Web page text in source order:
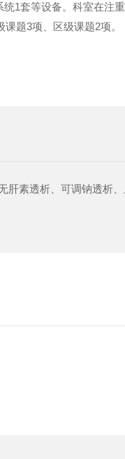
1套等设备。科室在
题3项、区级课题2项。
肝素透析、可调钠透析